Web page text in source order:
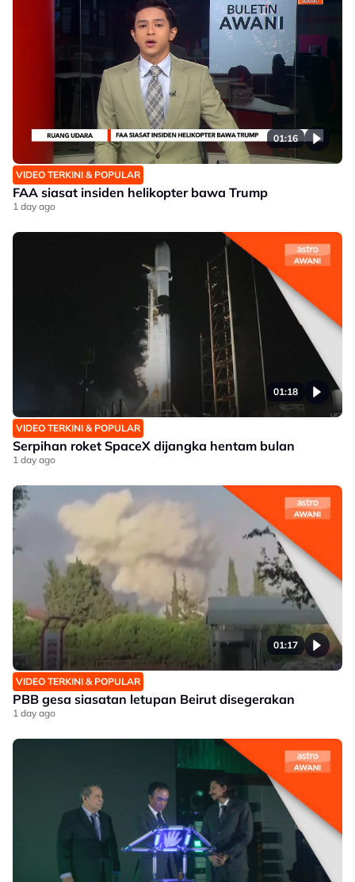
01:16
VIDEO TERKINI & POPULAR
FAA siasat insiden helikopter bawa Trump
1 day ago
01:18
VIDEO TERKINI & POPULAR
Serpihan roket SpaceX dijangka hentam bulan
1 day ago
01:17
VIDEO TERKINI & POPULAR
PBB gesa siasatan letupan Beirut disegerakan
1 day ago